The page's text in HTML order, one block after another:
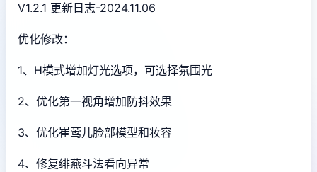
V1.2.1 更新日志-2024.11.06
优化修改：
1、H模式增加灯光选项，可选择氛围光
2、优化第一视角增加防抖效果
3、优化崔莺儿脸部模型和妆容
4、修复绯燕斗法看向异常